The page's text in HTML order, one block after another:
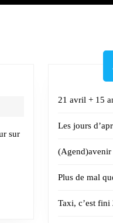
21 avril + 15
Les jours
(Agend)avenir
Plus de mal
Taxi, c’est fini